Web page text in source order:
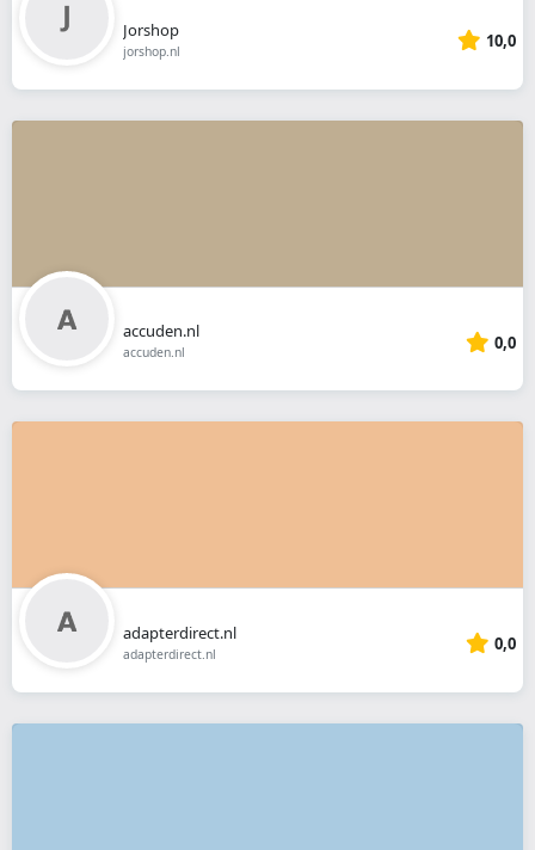
Jorshop
jorshop.nl 10,0
accuden.nl
accuden.nl 0,0
adapterdirect.nl
adapterdirect.nl 0,0